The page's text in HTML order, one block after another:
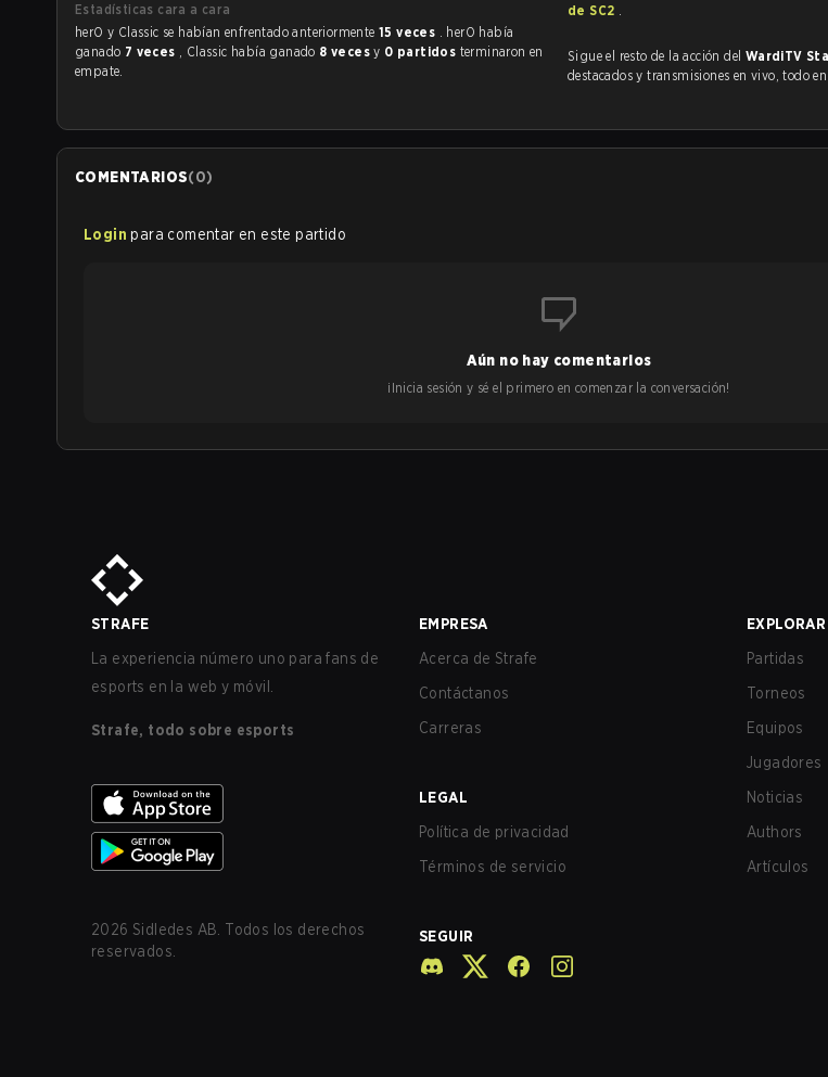
Estadísticas cara a cara
herO y Classic se habían enfrentado anteriormente 15 veces . herO había
ganado 7 veces , Classic había ganado 8 vecesy 0 partidos terminaron en
empate.
de SC2 .
Sigue el resto de la acción del WardiTV
destacados y transmisiones en vivo, todo
COMENTARIOS(0)
Login para comentar en este partido
Aún no hay comentarios
¡Inicia sesión y sé el primero en comenzar la conversación!
STRAFE
La experiencia número uno para fans de
esports en la web y móvil.
Strafe, todo sobre esports
2026 Sidledes AB. Todos los derechos
reservados.
EMPRESA
Acerca de Strafe
Contáctanos
Carreras
LEGAL
Política de privacidad
Términos de servicio
SEGUIR
EXPLORAR
Partidas
Torneos
Equipos
Jugadores
Noticias
Authors
Artículos